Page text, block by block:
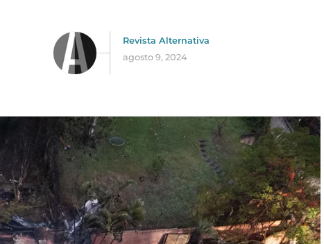
Revista Alternativa
agosto 9, 2024